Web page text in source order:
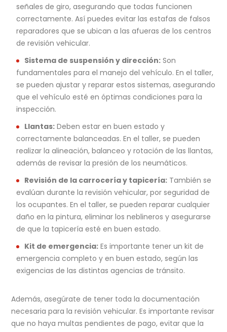
señales de giro, asegurando que todas funcionen
correctamente. Así puedes evitar las estafas de falsos
reparadores que se ubican a las afueras de los centros
de revisión vehicular.
Sistema de suspensión y dirección: Son
fundamentales para el manejo del vehículo. En el taller,
se pueden ajustar y reparar estos sistemas, asegurando
que el vehículo esté en óptimas condiciones para la
inspección.
Llantas: Deben estar en buen estado y
correctamente balanceadas. En el taller, se pueden
realizar la alineación, balanceo y rotación de las llantas,
además de revisar la presión de los neumáticos.
Revisión de la carrocería y tapicería: También se
evalúan durante la revisión vehicular, por seguridad de
los ocupantes. En el taller, se pueden reparar cualquier
daño en la pintura, eliminar los neblineros y asegurarse
de que la tapicería esté en buen estado.
Kit de emergencia: Es importante tener un kit de
emergencia completo y en buen estado, según las
exigencias de las distintas agencias de tránsito.
Además, asegúrate de tener toda la documentación
necesaria para la revisión vehicular. Es importante revisar
que no haya multas pendientes de pago, evitar que la